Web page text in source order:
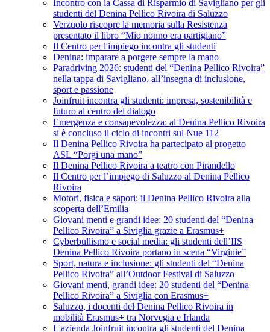
Incontro con la Cassa di Risparmio di Savigliano per gli
studenti del Denina Pellico Rivoira di Saluzzo
Verzuolo riscopre la memoria sulla Resistenza
presentato il libro “Mio nonno era partigiano”
Il Centro per l'impiego incontra gli studenti
Denina: imparare a porgere sempre la mano
Paradriving 2026: studenti del “Denina Pellico Rivoira”
nella tappa di Savigliano, all’insegna di inclusione,
sport e passione
Joinfruit incontra gli studenti: impresa, sostenibilità e
futuro al centro del dialogo
Emergenza e consapevolezza: al Denina Pellico Rivoira
si è concluso il ciclo di incontri sul Nue 112
Il Denina Pellico Rivoira ha partecipato al progetto
ASL “Porgi una mano”
Il Denina Pellico Rivoira a teatro con Pirandello
Il Centro per l’impiego di Saluzzo al Denina Pellico
Rivoira
Motori, fisica e sapori: il Denina Pellico Rivoira alla
scoperta dell’Emilia
Giovani menti e grandi idee: 20 studenti del “Denina
Pellico Rivoira” a Siviglia grazie a Erasmus+
Cyberbullismo e social media: gli studenti dell’IIS
Denina Pellico Rivoira portano in scena “Virginie”
Sport, natura e inclusione: gli studenti del “Denina
Pellico Rivoira” all’Outdoor Festival di Saluzzo
Giovani menti, grandi idee: 20 studenti del “Denina
Pellico Rivoira” a Siviglia con Erasmus+
Saluzzo, i docenti del Denina Pellico Rivoira in
mobilità Erasmus+ tra Norvegia e Irlanda
L'azienda Joinfruit incontra gli studenti del Denina